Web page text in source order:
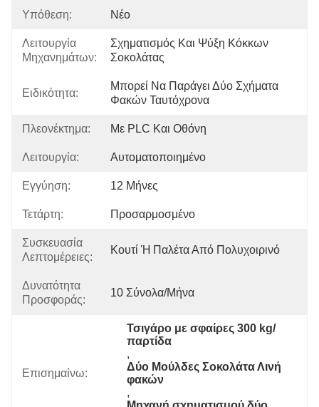
Υπόθεση: Νέο
Λειτουργία
Μηχανημάτων:
Σχηματισμός Και Ψύξη Κόκκων
Σοκολάτας
Ειδικότητα:
Μπορεί Να Παράγει Δύο Σχήματα
Φακών Ταυτόχρονα
Πλεονέκτημα: Με PLC Και Οθόνη
Λειτουργία: Αυτοματοποιημένο
Εγγύηση: 12 Μήνες
Τετάρτη: Προσαρμοσμένο
Συσκευασία
Λεπτομέρειες:
Κουτί Ή Παλέτα Από Πολυχοιρινό
Δυνατότητα
Προσφοράς:
10 Σύνολα/μήνα
Επισημαίνω:
Τσιγάρο με σφαίρες 300 kg/
παρτίδα
,
Δύο Μούλδες Σοκολάτα Λινή
φακών
,